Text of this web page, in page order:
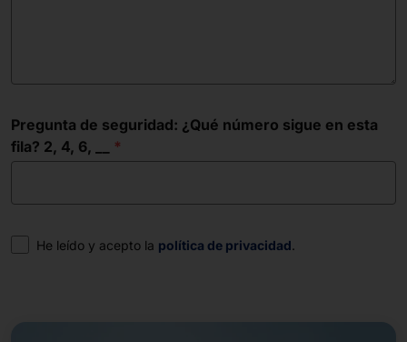
Pregunta de seguridad: ¿Qué número sigue en esta
fila? 2, 4, 6, __
Consentimiento
He leído y acepto la política de privacidad.